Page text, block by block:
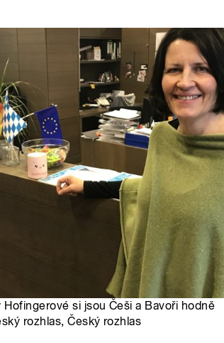
si jsou Češi a Bavoři hodně
rozhlas, Český rozhlas